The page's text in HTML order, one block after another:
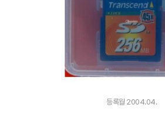
등록월 2004.04.